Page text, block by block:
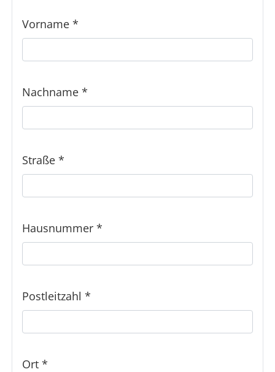
Vorname*
Nachname*
Straße*
Hausnummer*
Postleitzahl*
Ort*